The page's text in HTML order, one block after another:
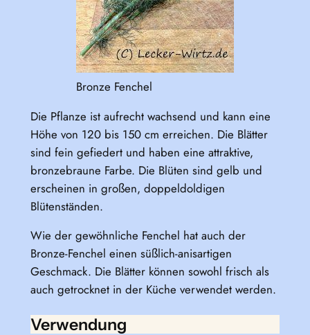
Bronze Fenchel
Die Pflanze ist aufrecht wachsend und kann eine
Höhe von 120 bis 150 cm erreichen. Die Blätter
sind fein gefiedert und haben eine attraktive,
bronzebraune Farbe. Die Blüten sind gelb und
erscheinen in großen, doppeldoldigen
Blütenständen.
Wie der gewöhnliche Fenchel hat auch der
Bronze-Fenchel einen süßlich-anisartigen
Geschmack. Die Blätter können sowohl frisch als
auch getrocknet in der Küche verwendet werden.
Verwendung